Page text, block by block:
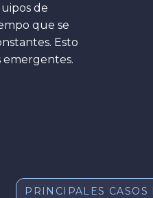
de
que se
Esto
emergentes.
PRINCIPALES CASOS